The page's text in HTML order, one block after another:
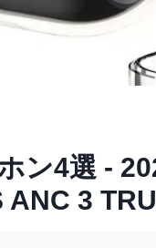
ン4選 -
3